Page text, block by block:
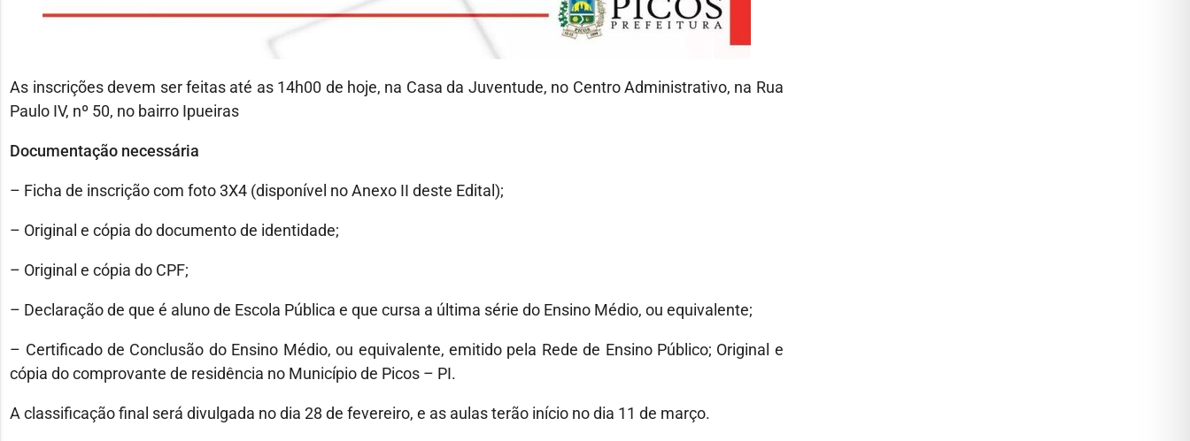
As inscrições devem ser feitas até as 14h00 de hoje, na Casa da Juventude, no Centro Administrativo, na Rua
Paulo IV, nº 50, no bairro Ipueiras
Documentação necessária
– Ficha de inscrição com foto 3X4 (disponível no Anexo II deste Edital);
– Original e cópia do documento de identidade;
– Original e cópia do CPF;
– Declaração de que é aluno de Escola Pública e que cursa a última série do Ensino Médio, ou equivalente;
– Certificado de Conclusão do Ensino Médio, ou equivalente, emitido pela Rede de Ensino Público; Original e
cópia do comprovante de residência no Município de Picos – PI.
A classificação final será divulgada no dia 28 de fevereiro, e as aulas terão início no dia 11 de março.